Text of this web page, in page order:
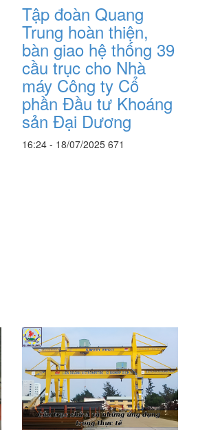
Tập đoàn Quang
Trung hoàn thiện,
bàn giao hệ thống 39
cầu trục cho Nhà
máy Công ty Cổ
phần Đầu tư Khoáng
sản Đại Dương
16:24 - 18/07/2025 671